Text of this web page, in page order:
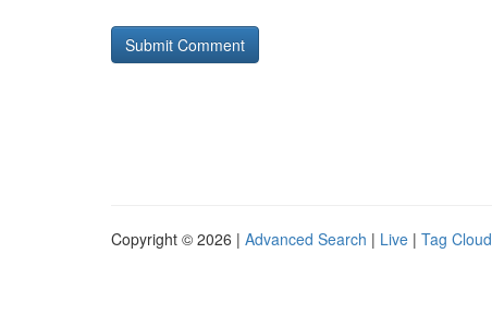
Copyright © 2026 | Advanced Search | Live | Tag Cloud